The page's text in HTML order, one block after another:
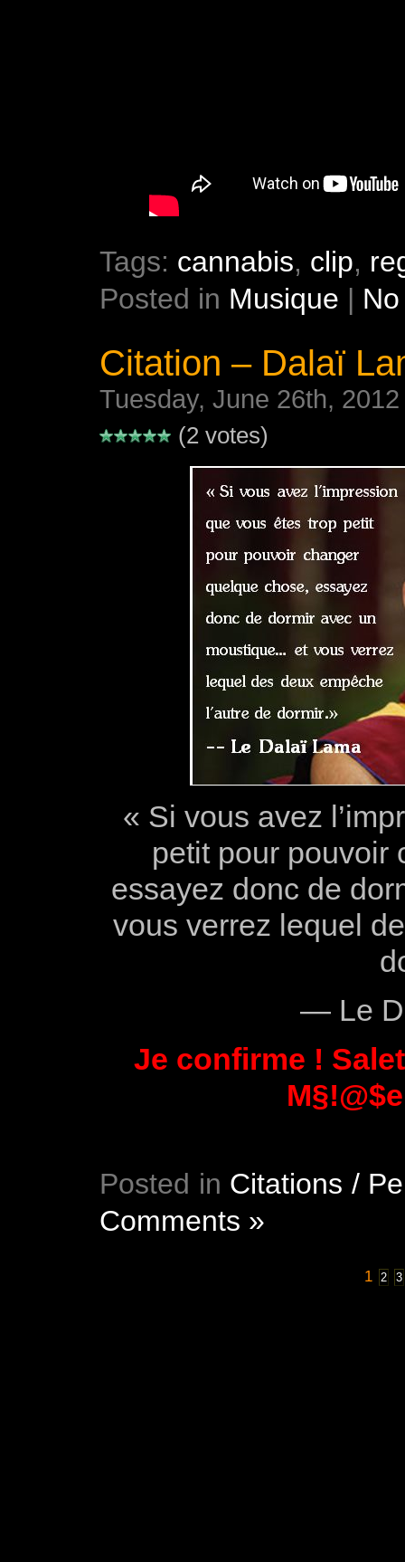
Tags: cannabis, clip,
Posted in Musique |
Citation – Dalaï
Tuesday, June 26th, 2012
(2 votes)
« Si vous avez
petit pour pouvoir
essayez donc de
vous verrez lequel
— Le
Je confirme !
Posted in Citations /
Comments »
1 2 3